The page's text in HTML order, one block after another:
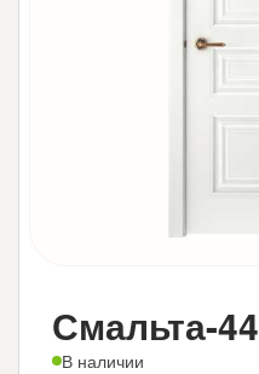
Смальта-44
В наличии